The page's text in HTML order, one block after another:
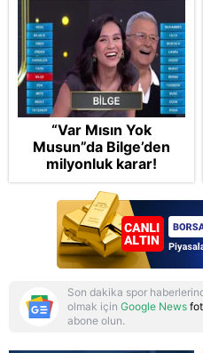
“Var Mısın Yok
Musun”da Bilge’den
milyonluk karar!
Son dakika spor
olmak için Google News
abone olun.